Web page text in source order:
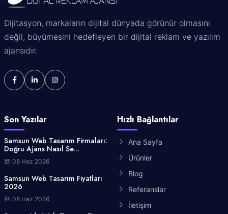
Dijitasyon, markaların dijital dünyada görünür olmasını
değil, büyümesini hedefleyen bir dijital reklam ve yazılım
ajansıdır.
Son Yazılar
Samsun Web Tasarım Firmaları:
Doğru Ajans Nasıl Se...
08 Haz 2026
Samsun Web Tasarım Fiyatları
2026
08 Haz 2026
Hızlı Bağlantılar
Ana Sayfa
Ürünler
Blog
Referanslar
İletişim